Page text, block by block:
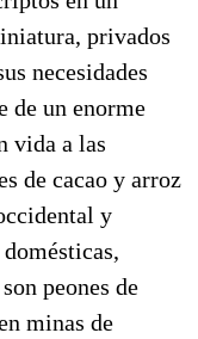
privados
necesidades
de un enorme
vida a las
de cacao y arroz
y
peones de
minas de